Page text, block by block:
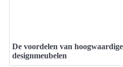
De voordelen van
designmeubelen